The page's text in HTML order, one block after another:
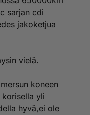
sarjan cdi
jakoketjua
vielä.
koneen
korisella yli
hyvä,ei ole